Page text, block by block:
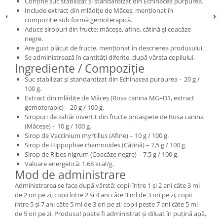
Include extract din mlădițe de Măceș, menționat în
compoziție sub formă gemoterapică.
Aduce siropuri din fructe: măceșe, afine, cătină și coacăze
negre.
Are gust plăcut de fructe, menționat în descrierea produsului.
Se administrează în cantități diferite, după vârsta copilului.
Ingrediente / Compoziție
Suc stabilizat și standardizat din Echinacea purpurea – 20 g /
100 g.
Extract din mlădițe de Măceș (Rosa canina MG=D1, extract
gemoterapic) – 20 g / 100 g.
Siropuri de zahăr invertit din fructe proaspete de Rosa canina
(Măceșe) – 10 g / 100 g.
Sirop de Vaccinium myrtillus (Afine) – 10 g / 100 g.
Sirop de Hippophae rhamnoides (Cătină) – 7,5 g / 100 g.
Sirop de Ribes nigrum (Coacăze negre) – 7,5 g / 100 g.
Valoare energetică: 1,68 kcal/g.
Mod de administrare
Administrarea se face după vârstă: copii între 1 și 2 ani câte 3 ml
de 2 ori pe zi; copii între 2 și 4 ani câte 3 ml de 3 ori pe zi; copii
între 5 și 7 ani câte 5 ml de 3 ori pe zi; copii peste 7 ani câte 5 ml
de 5 ori pe zi. Produsul poate fi administrat și diluat în puțină apă,